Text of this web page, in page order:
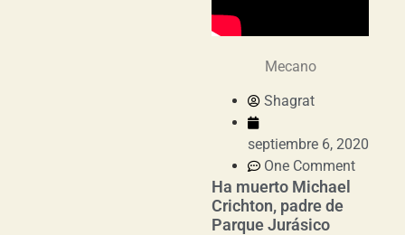
Mecano
Shagrat
septiembre 6, 2020
One Comment
Ha muerto Michael
Crichton, padre de
Parque Jurásico